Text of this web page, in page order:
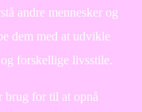
andre mennesker og
dem med at udvikle
forskellige livsstile.
brug for til at opnå